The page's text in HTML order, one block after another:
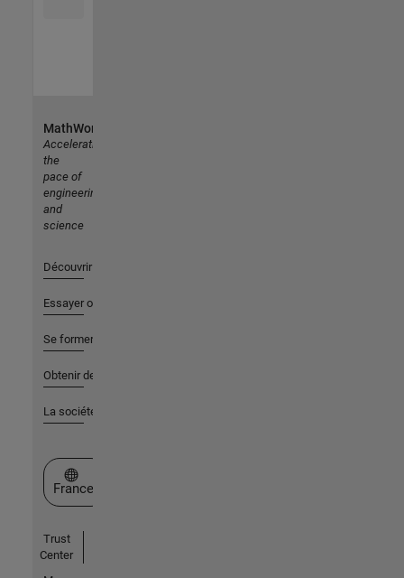
MathWorks
Accelerating
the
pace of
engineering
and
science
Découvrir les produits
Essayer ou acheter
Se former
Obtenir de l'aide
La société
Sélectionner un site web
France
Trust
Center